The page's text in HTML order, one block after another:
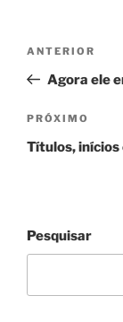
Post
Post
anterior
ANTERIOR
Agora ele
Próximo
post
PRÓXIMO
Títulos, inícios
Pesquisar